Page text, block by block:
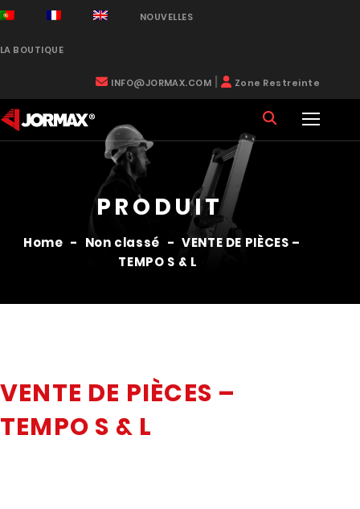
NOUVELLES
LA BOUTIQUE
INFO@JORMAX.COM Zone Restreinte
PRODUIT
Home - Non classé - VENTE DE PIÈCES –
TEMPO S & L
VENTE DE PIÈCES –
TEMPO S & L